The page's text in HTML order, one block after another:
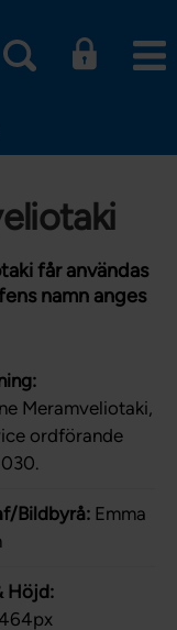
får användas
namn anges
Meramveliotaki,
ordförande
Bildbyrå: Emma
Höjd: